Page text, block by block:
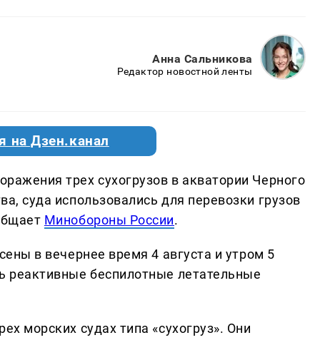
Анна Сальникова
Редактор новостной ленты
на Дзен.канал
трех сухогрузов в акватории Черного
суда использовались для перевозки грузов
Минобороны России.
в вечернее время 4 августа и утром 5
реактивные беспилотные летательные
морских судах типа «сухогруз». Они